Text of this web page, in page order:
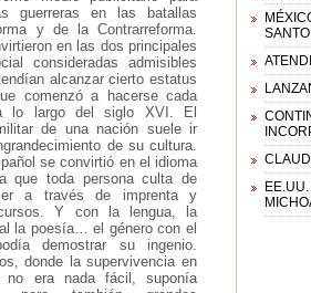
guerreras en las batallas
y de la Contrarreforma.
en las dos principales
consideradas admisibles
alcanzar cierto estatus
comenzó a hacerse cada
lo largo del siglo XVI. El
de una nación suele ir
de su cultura.
se convirtió en el idioma
que toda persona culta de
a través de imprenta y
Y con la lengua, la
la poesía… el género con el
demostrar su ingenio.
donde la supervivencia en
no era nada fácil, suponía